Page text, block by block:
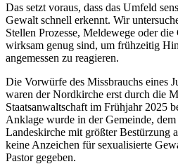
Das setzt voraus, dass das Umfeld
Gewalt schnell erkennt. Wir
Stellen Prozesse, Meldewege oder
wirksam genug sind, um frühzeitig
angemessen zu reagieren.
Die Vorwürfe des Missbrauchs eines
waren der Nordkirche erst durch die
Staatsanwaltschaft im Frühjahr 2025
Anklage wurde in der Gemeinde,
Landeskirche mit größter Bestürzung
keine Anzeichen für sexualisierte
Pastor gegeben.